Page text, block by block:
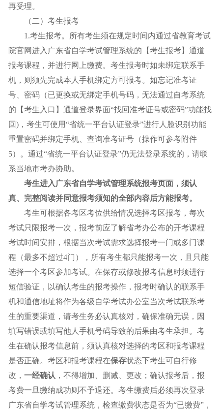
再受理。
（二）考生报考
1.考生报考。所有考生须在规定时间内通过省教育考试
院官网进入广东省自学考试管理系统的【考生报考】通道
报考课程，并进行网上缴费。考生报考时如未绑定联系手
机，则须先完成本人手机绑定方可报考。如忘记准考证
号、密码（已更换或无绑定手机号码，无法通过自考系统
的【考生入口】通道登录界面“找回准考证号或密码”功能找
回)，考生可使用“省统一平台认证登录”进行人脸识别功能
重置密码并绑定手机、查询准考证号（操作可参考附件
5）。通过“省统一平台认证登录”仍无法登录系统的，请联
系当地市考办协助。
考生进入广东省自学考试管理系统报考页面，须认
真、完整阅读并同意报考须知的全部内容后方能报考。
考生可根据各考区考位供给情况选择考区报考，每次
考试只限报考一次，报考前应了解省考办公布的开考课程
考试时间安排，根据当次考试需求选择报考一门或多门课
程（最多不超过4门），所有考生都只能报考一次，且只能
选择一个考区参加考试。在保存或修改报考信息时须进行
短信验证，以确认考生的报考操作，报考时确认的联系手
机和通信地址将作为各级自学考试办公室当次考试联系考
生的重要渠道，请考生务必认真核对，确保准确无误，因
填写错误或填写他人手机号码导致的后果由考生承担。考
生在确认报考信息前，须认真核对选择的考区和报考课程
是否正确。考区和报考课程在保存状态下考生可自行修
改， 一经确认 ，不得增加、删减、更改；确认报考后，报
考费一旦缴纳成功则不予退还。考生缴费后必须再次登录
广东省自学考试管理系统，检查缴费状态是否为“已缴费”，